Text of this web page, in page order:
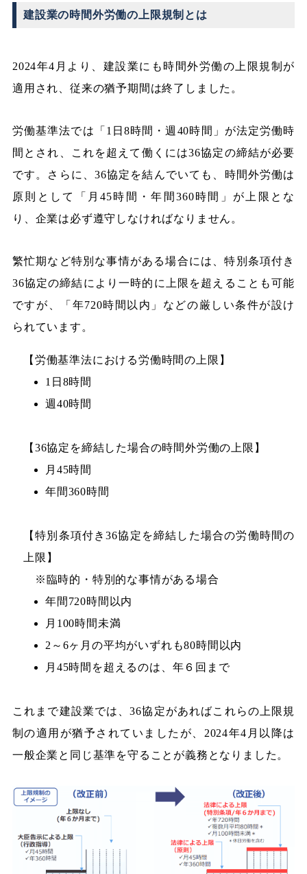
建設業の時間外労働の上限規制とは
2024年4月より、建設業にも時間外労働の上限規制が
適用され、従来の猶予期間は終了しました。
労働基準法では「1日8時間・週40時間」が法定労働時
間とされ、これを超えて働くには36協定の締結が必要
です。さらに、36協定を結んでいても、時間外労働は
原則として「月45時間・年間360時間」が上限とな
り、企業は必ず遵守しなければなりません。
繁忙期など特別な事情がある場合には、特別条項付き
36協定の締結により一時的に上限を超えることも可能
ですが、「年720時間以内」などの厳しい条件が設け
られています。
【労働基準法における労働時間の上限】
1日8時間
週40時間
【36協定を締結した場合の時間外労働の上限】
月45時間
年間360時間
【特別条項付き36協定を締結した場合の労働時間の
上限】
※臨時的・特別的な事情がある場合
年間720時間以内
月100時間未満
2～6ヶ月の平均がいずれも80時間以内
月45時間を超えるのは、年６回まで
これまで建設業では、36協定があればこれらの上限規
制の適用が猶予されていましたが、2024年4月以降は
一般企業と同じ基準を守ることが義務となりました。